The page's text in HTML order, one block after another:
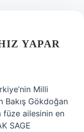
YAPAR
Milli
Bakış Gökdoğan
füze ailesinin en
SAGE